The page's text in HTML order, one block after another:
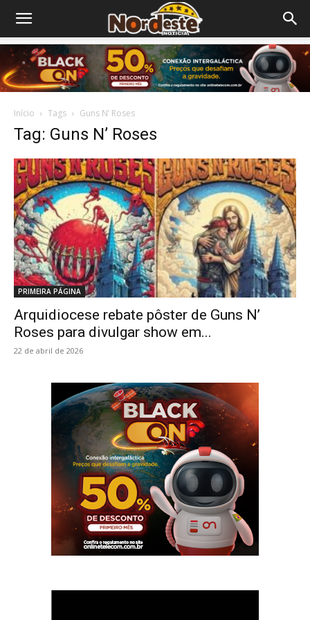
Início Tags Guns N’ Roses
Tag: Guns N’ Roses
PRIMEIRA PÁGINA
Arquidiocese rebate pôster de Guns N’
Roses para divulgar show em...
22 de abril de 2026